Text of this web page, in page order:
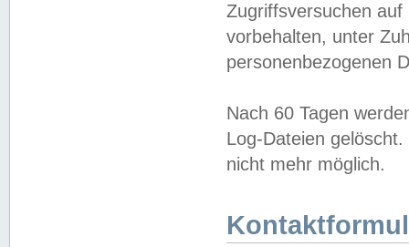
Zugriffsversuchen
vorbehalten, unter
personenbezogenen
Nach 60 Tagen
Log-Dateien
nicht mehr möglich.